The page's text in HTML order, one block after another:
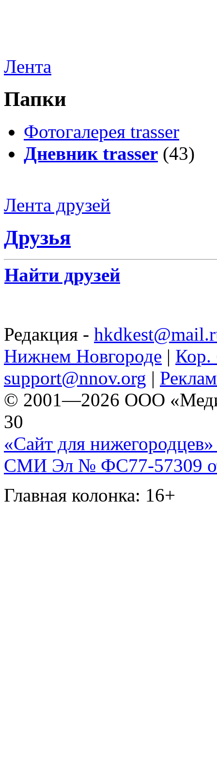
Лента
Папки
Фотогалерея trasser
Дневник trasser (43)
Лента друзей
Друзья
Найти друзей
Редакция -
Нижнем Новгороде | Кор.
support@nnov.org |
© 2001—2026 ООО
30
«Сайт для нижегородцев»
СМИ Эл № ФС77-57309
Главная колонка: 16+